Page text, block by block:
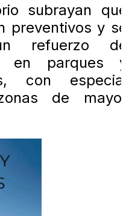
subrayan
preventivos y
refuerzo
en parques
con
de